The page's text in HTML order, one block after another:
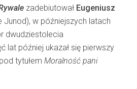
zadebiutował Eugeniusz
Junod), w późniejszych latach
dwudziestolecia
lat później ukazał się pierwszy
tytułem Moralność pani